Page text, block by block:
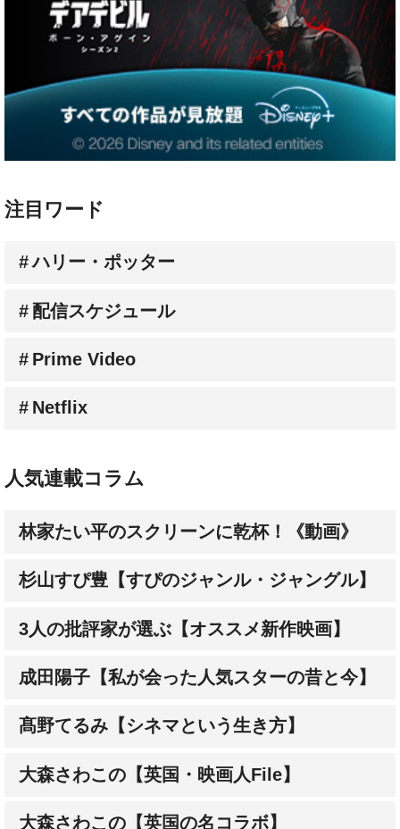
注目ワード
ハリー・ポッター
配信スケジュール
Prime Video
Netflix
林家たい平のスクリーンに乾杯！《動画》
杉山すぴ豊【すぴのジャンル・ジャングル】
3人の批評家が選ぶ【オススメ新作映画】
成田陽子【私が会った人気スターの昔と今】
髙野てるみ【シネマという生き方】
大森さわこの【英国・映画人File】
大森さわこの【英国の名コラボ】